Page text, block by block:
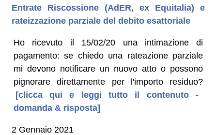
Entrate Riscossione (AdER, ex Equitalia) e
rateizzazione parziale del debito esattoriale
Ho ricevuto il 15/02/20 una intimazione di
pagamento: se chiedo una rateazione parziale
mi devono notificare un nuovo atto o possono
pignorare direttamente per l'importo residuo?
[clicca qui e leggi tutto il contenuto -
domanda & risposta]
2 Gennaio 2021